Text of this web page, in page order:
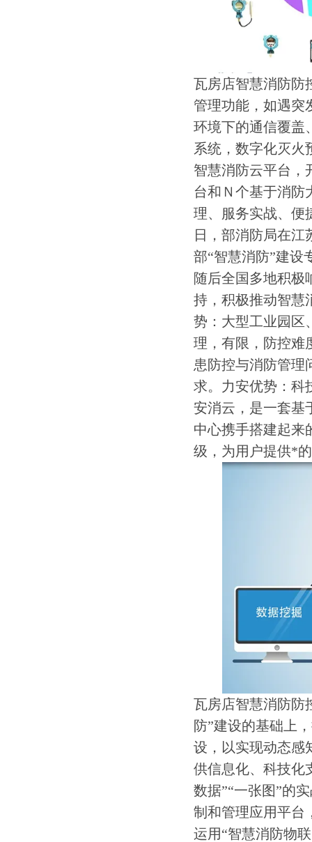
瓦房店智慧消防防
管理功能，如遇突
环境下的通信覆盖
系统，数字化灭火
智慧消防云平台，
台和Ｎ个基于消防
理、服务实战、便
日，部消防局在江
部“智慧消防”建设
随后全国多地积极
持，积极推动智慧
势：大型工业园区
理，有限，防控难
患防控与消防管理
求。力安优势：
安消云，是一套基
中心携手搭建起来
级，为用户提供*
瓦房店智慧消防防
防”建设的基础上
设，以实现动态感
供信息化、科技
数据”“一张图”的
制和管理应用平台
运用“智慧消防物